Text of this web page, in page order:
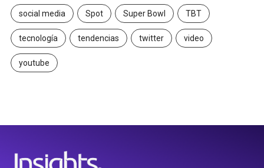
social media Spot Super Bowl TBT
tecnología tendencias twitter video
youtube